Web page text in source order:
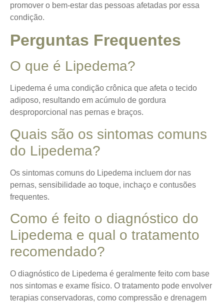
promover o bem-estar das pessoas afetadas por essa
condição.
Perguntas Frequentes
O que é Lipedema?
Lipedema é uma condição crônica que afeta o tecido
adiposo, resultando em acúmulo de gordura
desproporcional nas pernas e braços.
Quais são os sintomas comuns
do Lipedema?
Os sintomas comuns do Lipedema incluem dor nas
pernas, sensibilidade ao toque, inchaço e contusões
frequentes.
Como é feito o diagnóstico do
Lipedema e qual o tratamento
recomendado?
O diagnóstico de Lipedema é geralmente feito com base
nos sintomas e exame físico. O tratamento pode envolver
terapias conservadoras, como compressão e drenagem